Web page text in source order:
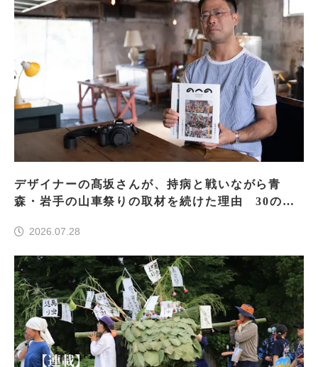
デザイナーの髙坂さんが、持病と戦いながら青
森・岩手の山車祭りの取材を続けた理由 30の山
2026.07.28